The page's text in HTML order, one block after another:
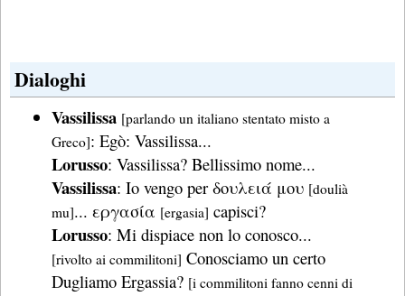
Dialoghi
Vassilissa [parlando un italiano stentato misto a
Greco]: Egò: Vassilissa...
Lorusso: Vassilissa? Bellissimo nome...
Vassilissa: Io vengo per δουλειά μου [doulià
mu]... εργασία [ergasia] capisci?
Lorusso: Mi dispiace non lo conosco...
[rivolto ai commilitoni] Conosciamo un certo
Dugliamo Ergassia? [i commilitoni fanno cenni di